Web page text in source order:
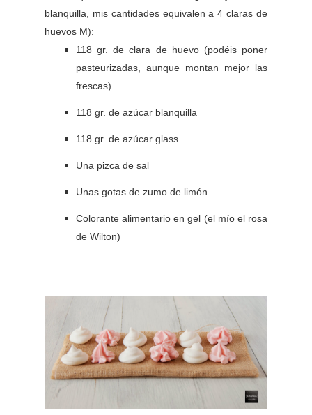
blanquilla, mis cantidades equivalen a 4 claras de
huevos M):
118 gr. de clara de huevo (podéis poner
pasteurizadas, aunque montan mejor las
frescas).
118 gr. de azúcar blanquilla
118 gr. de azúcar glass
Una pizca de sal
Unas gotas de zumo de limón
Colorante alimentario en gel (el mío el rosa
de Wilton)